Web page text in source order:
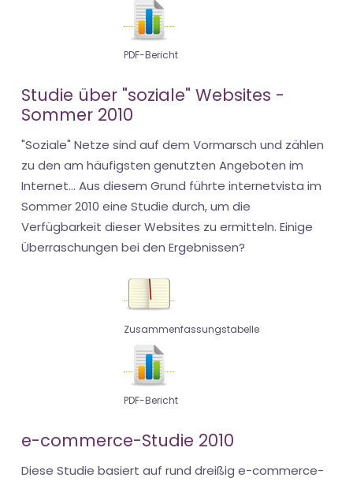
PDF-Bericht
Studie über "soziale" Websites -
Sommer 2010
"Soziale" Netze sind auf dem Vormarsch und zählen
zu den am häufigsten genutzten Angeboten im
Internet... Aus diesem Grund führte internetvista im
Sommer 2010 eine Studie durch, um die
Verfügbarkeit dieser Websites zu ermitteln. Einige
Überraschungen bei den Ergebnissen?
Zusammenfassungstabelle
PDF-Bericht
e-commerce-Studie 2010
Diese Studie basiert auf rund dreißig e-commerce-